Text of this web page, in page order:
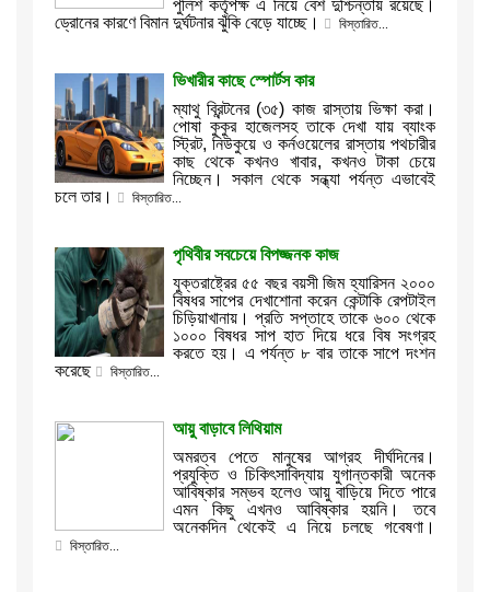
পুলিশ কর্তৃপক্ষ এ নিয়ে বেশ দুশ্চিন্তায় রয়েছে।
ড্রোনের কারণে বিমান দুর্ঘটনার ঝুঁকি বেড়ে যাচ্ছে।
বিস্তারিত...
ভিখারীর কাছে স্পোর্টস কার
ম্যাথু ব্রিন্টনের (৩৫) কাজ রাস্তায় ভিক্ষা করা।
পোষা কুকুর হাজেলসহ তাকে দেখা যায় ব্যাংক
স্ট্রিট, নিউকুয়ে ও কর্নওয়েলের রাস্তায় পথচারীর
কাছ থেকে কখনও খাবার, কখনও টাকা চেয়ে
নিচ্ছেন। সকাল থেকে সন্ধ্যা পর্যন্ত এভাবেই
চলে তার।
বিস্তারিত...
পৃথিবীর সবচেয়ে বিপজ্জনক কাজ
যুক্তরাষ্ট্রের ৫৫ বছর বয়সী জিম হ্যারিসন ২০০০
বিষধর সাপের দেখাশোনা করেন কেন্টাকি রেপটাইল
চিড়িয়াখানায়। প্রতি সপ্তাহে তাকে ৬০০ থেকে
১০০০ বিষধর সাপ হাত দিয়ে ধরে বিষ সংগ্রহ
করতে হয়। এ পর্যন্ত ৮ বার তাকে সাপে দংশন
করেছে
বিস্তারিত...
আয়ু বাড়াবে লিথিয়াম
অমরত্ব পেতে মানুষের আগ্রহ দীর্ঘদিনের।
প্রযুক্তি ও চিকিৎসাবিদ্যায় যুগান্তকারী অনেক
আবিষ্কার সম্ভব হলেও আয়ু বাড়িয়ে দিতে পারে
এমন কিছু এখনও আবিষ্কার হয়নি। তবে
অনেকদিন থেকেই এ নিয়ে চলছে গবেষণা।
বিস্তারিত...